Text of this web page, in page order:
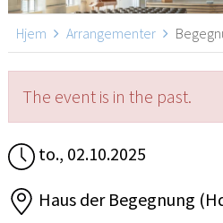
Hjem Arrangementer
The event is in the past.
to., 02.10.2025
Haus der Begegnung